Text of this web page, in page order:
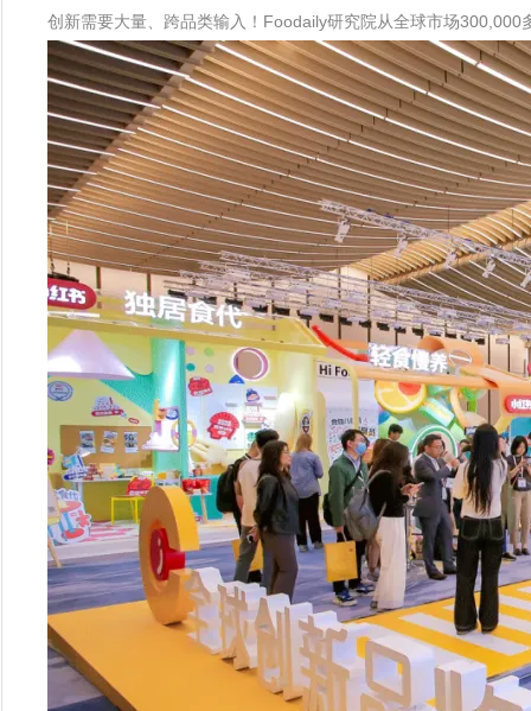
创新需要大量、跨品类输入！Foodaily研究院从全球市场